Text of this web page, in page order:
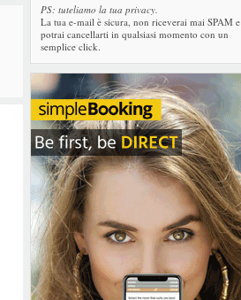
PS: tuteliamo la tua privacy.
La tua e-mail è sicura, non riceverai mai SPAM e
potrai cancellarti in qualsiasi momento con un
semplice click.